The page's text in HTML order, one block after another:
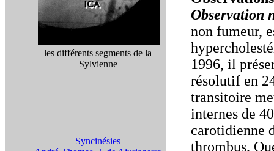
les différents segments de la
Sylvienne
Syncinésies
Observation
non fumeur,
1996, il
résolutif en
transitoire
internes de
carotidienne
thrombus.